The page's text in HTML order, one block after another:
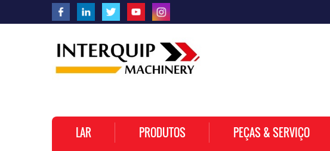
LAR PRODUTOS PEÇAS & SERVIÇO